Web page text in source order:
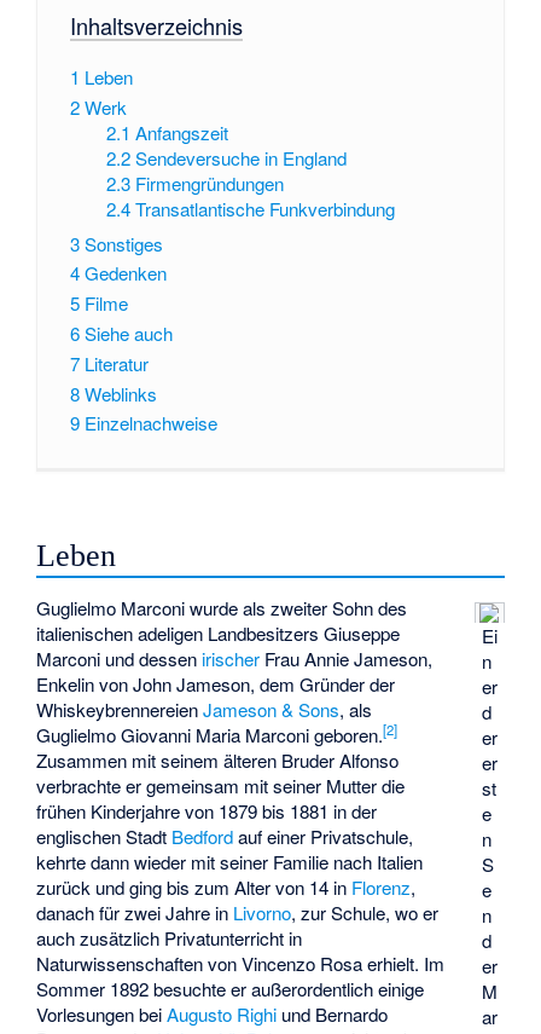
Inhaltsverzeichnis
1 Leben
2Werk
2.1 Anfangszeit
2.2 Sendeversuche in England
2.3 Firmengründungen
2.4 Transatlantische Funkverbindung
3Sonstiges
4Gedenken
5 Filme
6Siehe auch
7 Literatur
8Weblinks
9 Einzelnachweise
Leben
Ei
n
er
d
er
er
st
e
n
S
e
n
d
er
M
ar
Guglielmo Marconi wurde als zweiter Sohn des
italienischen adeligen Landbesitzers Giuseppe
Marconi und dessen irischer Frau Annie Jameson,
Enkelin von John Jameson, dem Gründer der
WhiskeybrennereienJameson & Sons, als
Guglielmo Giovanni Maria Marconi geboren.[2]
Zusammen mit seinem älteren Bruder Alfonso
verbrachte er gemeinsam mit seiner Mutter die
frühen Kinderjahre von 1879 bis 1881 in der
englischen Stadt Bedfordauf einer Privatschule,
kehrte dann wieder mit seiner Familie nach Italien
zurück und ging bis zum Alter von 14 in Florenz,
danach für zwei Jahre in Livorno, zur Schule, wo er
auch zusätzlich Privatunterricht in
Naturwissenschaften vonVincenzo Rosaerhielt. Im
Sommer 1892 besuchte er außerordentlich einige
Vorlesungen beiAugusto Righi und Bernardo